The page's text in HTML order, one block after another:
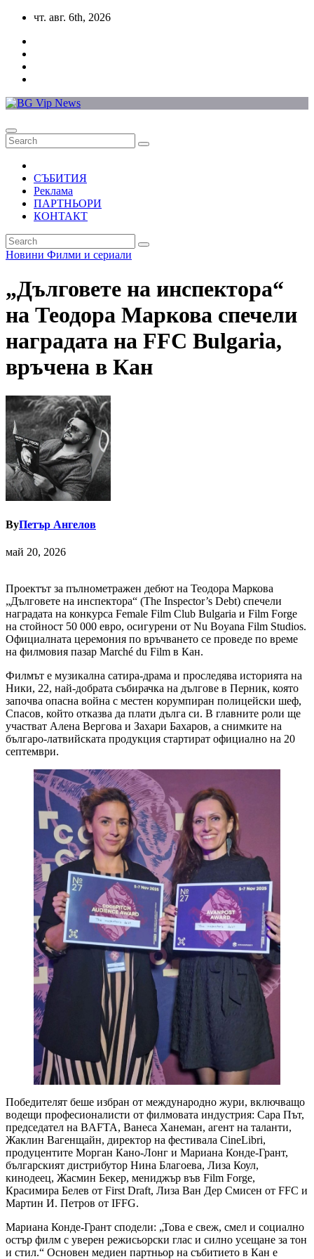
Skip
content
чт. авг. 6th, 2026
СЪБИТИЯ
Реклама
ПАРТНЬОРИ
КОНТАКТ
Новини Филми и сериали
„Дълговете на инспектора“
на Теодора Маркова спечели
наградата на FFC Bulgaria,
връчена в Кан
ByПетър Ангелов
май 20, 2026
Проектът за пълнометражен дебют на Теодора Маркова
„Дълговете на инспектора“ (The Inspector’s Debt) спечели
наградата на конкурса Female Film Club Bulgaria и Film Forge
на стойност 50 000 евро, осигурени от Nu Boyana Film Studios.
Официалната церемония по връчването се проведе по време
на филмовия пазар Marché du Film в Кан.
Филмът е музикална сатира-драма и проследява историята на
Ники, 22, най-добрата събирачка на дългове в Перник, която
започва опасна война с местен корумпиран полицейски шеф,
Спасов, който отказва да плати дълга си. В главните роли ще
участват Алена Вергова и Захари Бахаров, а снимките на
българо-латвийската продукция стартират официално на 20
септември.
Победителят беше избран от международно жури, включващо
водещи професионалисти от филмовата индустрия: Сара Път,
председател на BAFTA, Ванеса Ханеман, агент на таланти,
Жаклин Вагенщайн, директор на фестивала CineLibri,
продуцентите Морган Кано-Лонг и Мариана Конде-Грант,
българският дистрибутор Нина Благоева, Лиза Коул,
кинодеец, Жасмин Бекер, мениджър във Film Forge,
Красимира Белев от First Draft, Лиза Ван Дер Смисен от FFC и
Мартин И. Петров от IFFG.
Мариана Конде-Грант сподели: „Това е свеж, смел и социално
остър филм с уверен режисьорски глас и силно усещане за тон
и стил.“ Основен медиен партньор на събитието в Кан е